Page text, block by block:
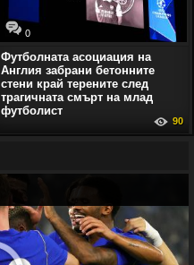
0
Футболната асоциация на
Англия забрани бетонните
стени край терените след
трагичната смърт на млад
футболист
90